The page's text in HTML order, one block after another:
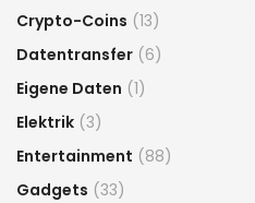
Crypto-Coins (13)
Datentransfer (6)
Eigene Daten (1)
Elektrik (3)
Entertainment (88)
Gadgets (33)